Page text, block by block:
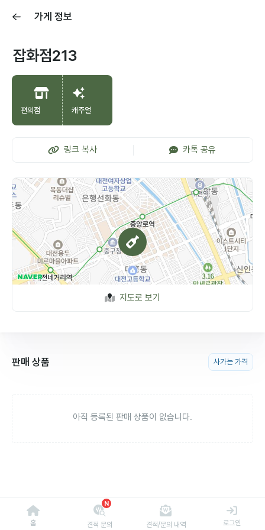
가게 정보
잡화점213
편의점 캐주얼
링크 복사 카톡 공유
지도로 보기
판매 상품 사가는 가격
아직 등록된 판매 상품이 없습니다.
홈
N
견적 문의 견적/문의 내역 로그인